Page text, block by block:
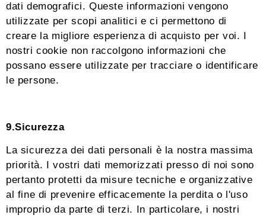
dati demografici. Queste informazioni vengono
utilizzate per scopi analitici e ci permettono di
creare la migliore esperienza di acquisto per voi. I
nostri cookie non raccolgono informazioni che
possano essere utilizzate per tracciare o identificare
le persone.
9.Sicurezza
La sicurezza dei dati personali è la nostra massima
priorità. I vostri dati memorizzati presso di noi sono
pertanto protetti da misure tecniche e organizzative
al fine di prevenire efficacemente la perdita o l'uso
improprio da parte di terzi. In particolare, i nostri